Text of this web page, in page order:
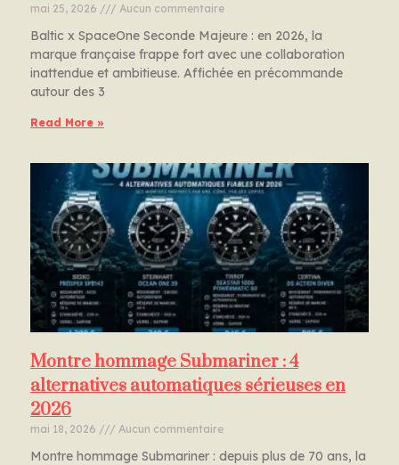
mai 25, 2026 Aucun commentaire
Baltic x SpaceOne Seconde Majeure : en 2026, la
marque française frappe fort avec une collaboration
inattendue et ambitieuse. Affichée en précommande
autour des 3
Read More »
Montre hommage Submariner : 4
alternatives automatiques sérieuses en
2026
mai 18, 2026 Aucun commentaire
Montre hommage Submariner : depuis plus de 70 ans, la